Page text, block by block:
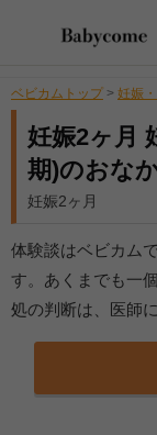
ベビカムトップ > 妊娠
妊娠2ヶ月
期)のおな
妊娠2ヶ月
体験談はベビカム
す。あくまでも一
処の判断は、医師